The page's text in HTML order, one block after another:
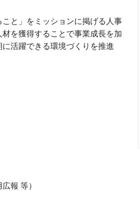
と」をミッションに掲げる人事
を獲得することで事業成長を加
活躍できる環境づくりを推進
報 等）